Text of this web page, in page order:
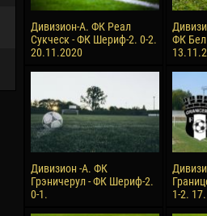
26 March
Vitor Hugo Morais de OLIVEIRA
28 March
15
17
Дивизион-А. ФК Реал
Сукческ - ФК Шериф-2. 0-2.
20.11.2020
ФК
Дивизион -А. ФК
Грэничерул - ФК Шериф-2.
0-1.
1-2.